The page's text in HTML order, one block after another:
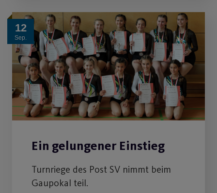
12
Sep.
Ein gelungener Einstieg
Turnriege des Post SV nimmt beim
Gaupokal teil.